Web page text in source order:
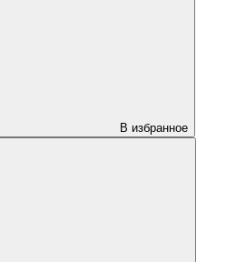
В избранное